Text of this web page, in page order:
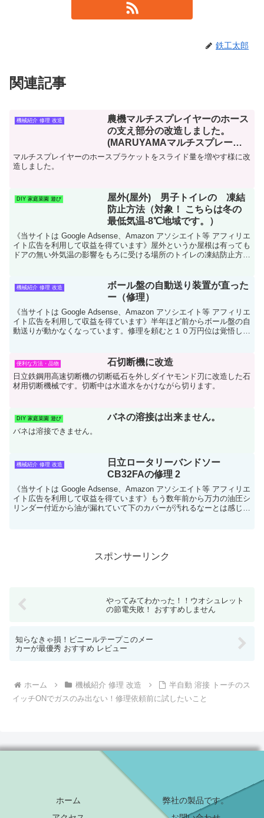
鉄工太郎
関連記事
機械紹介 修理 改造
農機マルチスプレイヤーのホース
の支え部分の改造しました。
(MARUYAMAマルチスプレーヤ
ーMRS40HS-200)
マルチスプレイヤーのホースブラケットをスライド量を増やす様に改
造しました。
DIY 家庭菜園 遊び
屋外(屋外) 男子トイレの 凍結
防止方法（対象！ こちらは冬の
最低気温-8℃地域です。）
《当サイトは Google Adsense、Amazon アソシエイト等 アフィリエ
イト広告を利用して収益を得ています》屋外というか屋根は有っても
ドアの無い外気温の影響をもろに受ける場所のトイレの凍結防止方法
機械紹介 修理 改造
ボール盤の自動送り装置が直った
ー（修理）
《当サイトは Google Adsense、Amazon アソシエイト等 アフィリエ
イト広告を利用して収益を得ています》半年ほど前からボール盤の自
動送りが動かなくなっています。修理を頼むと１０万円位は覚悟しな
便利な方法・品物 石切断機に改造
日立鉄鋼用高速切断機の切断砥石を外しダイヤモンド刃に改造した石
材用切断機械です。切断中は水道水をかけながら切ります。
DIY 家庭菜園 遊び バネの溶接は出来ません。
バネは溶接できません。
機械紹介 修理 改造
日立ロータリーバンドソー
CB32FAの修理 2
《当サイトは Google Adsense、Amazon アソシエイト等 アフィリエ
イト広告を利用して収益を得ています》もう数年前から万力の油圧シ
リンダー付近から油が漏れていて下のカバーが汚れるなーとは感じて
スポンサーリンク
やってみてわかった！！ウオシュレット
の節電失敗！ おすすめしません
知らなきゃ損！ビニールテープこのメー
カーが最優秀 おすすめ レビュー
ホーム 機械紹介 修理 改造
半自動 溶接 トーチのス
イッチONでガスのみ出ない！修理依頼前に試したいこと
ホーム
弊社の製品です。